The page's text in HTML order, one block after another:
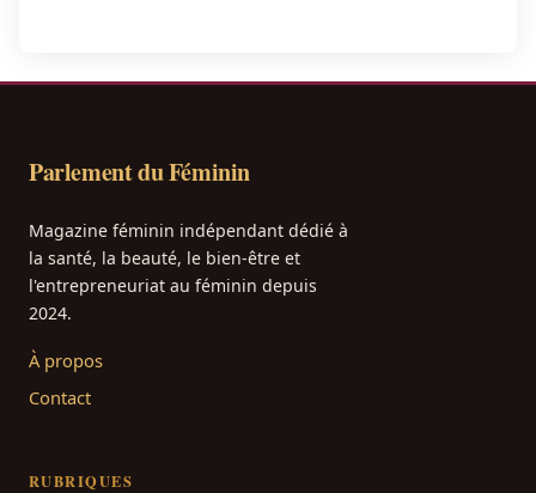
Parlement du Féminin
Magazine féminin indépendant dédié à
la santé, la beauté, le bien-être et
l'entrepreneuriat au féminin depuis
2024.
À propos
Contact
RUBRIQUES